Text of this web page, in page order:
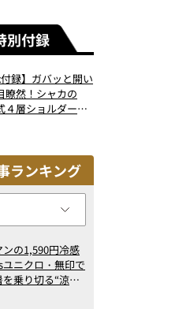
別付録
録】ガバッと開い
瞭然！シャカの
４層ショルダーバ
ランキング
ンの1,590円冷感
ニクロ・無印で
乗り切る“涼感